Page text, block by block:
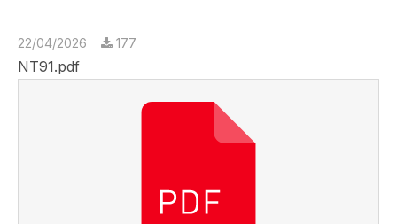
22/04/2026 177
NT91.pdf